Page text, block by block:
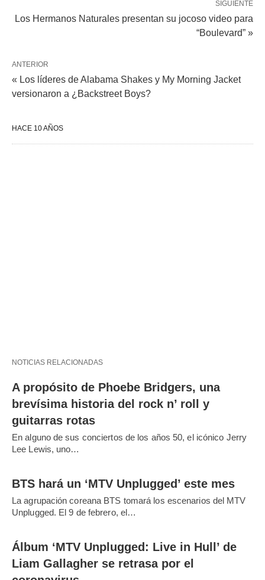
SIGUIENTE
Los Hermanos Naturales presentan su jocoso video para
“Boulevard” »
ANTERIOR
« Los líderes de Alabama Shakes y My Morning Jacket
versionaron a ¿Backstreet Boys?
HACE 10 AÑOS
NOTICIAS RELACIONADAS
A propósito de Phoebe Bridgers, una
brevísima historia del rock n’ roll y
guitarras rotas
En alguno de sus conciertos de los años 50, el icónico Jerry
Lee Lewis, uno…
BTS hará un ‘MTV Unplugged’ este mes
La agrupación coreana BTS tomará los escenarios del MTV
Unplugged. El 9 de febrero, el…
Álbum ‘MTV Unplugged: Live in Hull’ de
Liam Gallagher se retrasa por el